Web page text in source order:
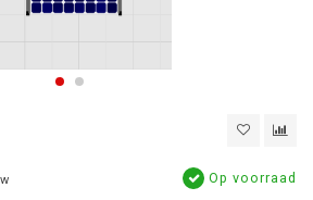
Op voorraad